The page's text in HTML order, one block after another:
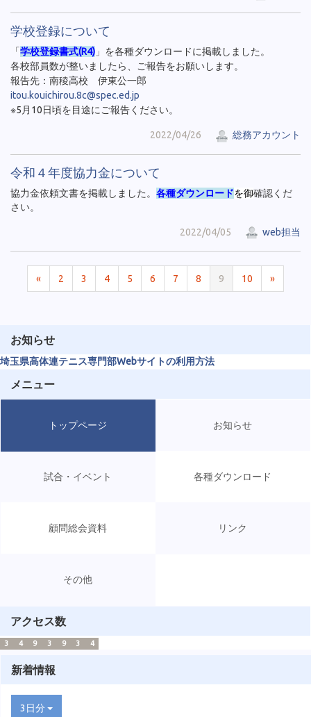
学校登録について
「学校登録書式(R4) 」を各種ダウンロードに掲載しました。
各校部員数が整いましたら、ご報告をお願いします。
報告先：南稜高校 伊東公一郎
itou.kouichirou.8c@spec.ed.jp
※5月10日頃を目途にご報告ください。
2022/04/26 総務アカウント
令和４年度協力金について
協力金依頼文書を掲載しました。 各種ダウンロードを御確認くだ
さい。
2022/04/05 web担当
« 2 3 4 5 6 7 8 9 10 »
お知らせ
埼玉県高体連テニス専門部Webサイトの利用方法
メニュー
トップページ お知らせ
試合・イベント 各種ダウンロード
顧問総会資料 リンク
その他
アクセス数
3 4 9 3 9 3 4
新着情報
3日分